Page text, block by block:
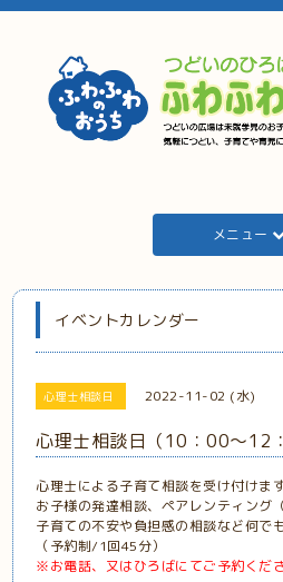
メニュー
イベントカレンダー
心理士相談日 2022-11-02 (水)
心理士相談日（10：00～12
心理士による子育て相談を受け付けます
お子様の発達相談、ペアレンティング
子育ての不安や負担感の相談など何で
（予約制/1回45分）
※お電話、又はひろばにてご予約くださ